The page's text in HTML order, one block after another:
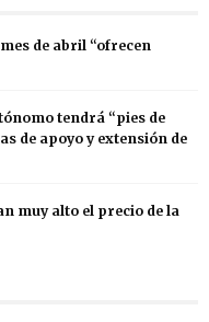
de abril “ofrecen
tendrá “pies de
de apoyo y extensión de
muy alto el precio de la